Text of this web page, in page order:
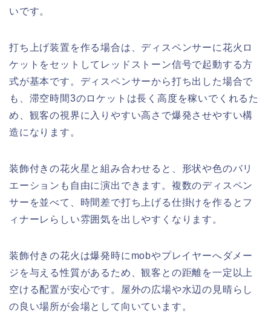
いです。
打ち上げ装置を作る場合は、ディスペンサーに花火ロ
ケットをセットしてレッドストーン信号で起動する方
式が基本です。ディスペンサーから打ち出した場合で
も、滞空時間3のロケットは長く高度を稼いでくれるた
め、観客の視界に入りやすい高さで爆発させやすい構
造になります。
装飾付きの花火星と組み合わせると、形状や色のバリ
エーションも自由に演出できます。複数のディスペン
サーを並べて、時間差で打ち上げる仕掛けを作るとフ
ィナーレらしい雰囲気を出しやすくなります。
装飾付きの花火は爆発時にmobやプレイヤーへダメー
ジを与える性質があるため、観客との距離を一定以上
空ける配置が安心です。屋外の広場や水辺の見晴らし
の良い場所が会場として向いています。